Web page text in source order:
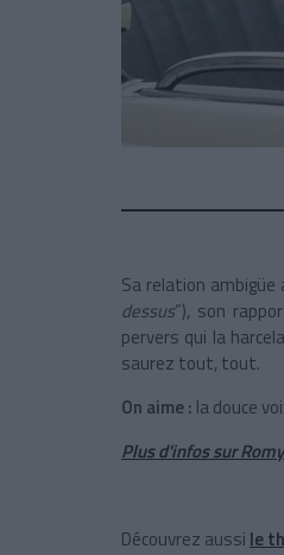
Sa relation ambigüe
dessus”), son
pervers qui la
saurez tout, tout.
On aime : la douce
Plus d'infos sur
Découvrez aussi le